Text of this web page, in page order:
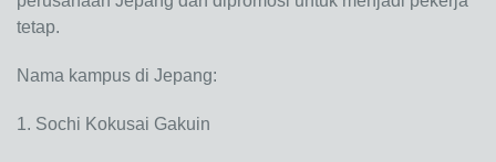
tetap.
Nama kampus di Jepang:
1. Sochi Kokusai Gakuin